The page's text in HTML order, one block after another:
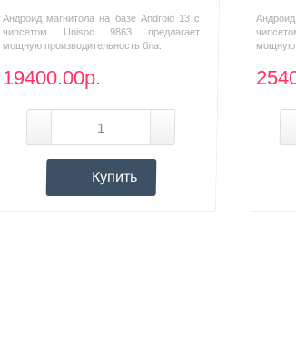
Андроид магнитола на базе Android 13 с
чипсетом Unisoc 9863 предлагает
мощную производительность бла..
19400.00р.
Купить
мощную